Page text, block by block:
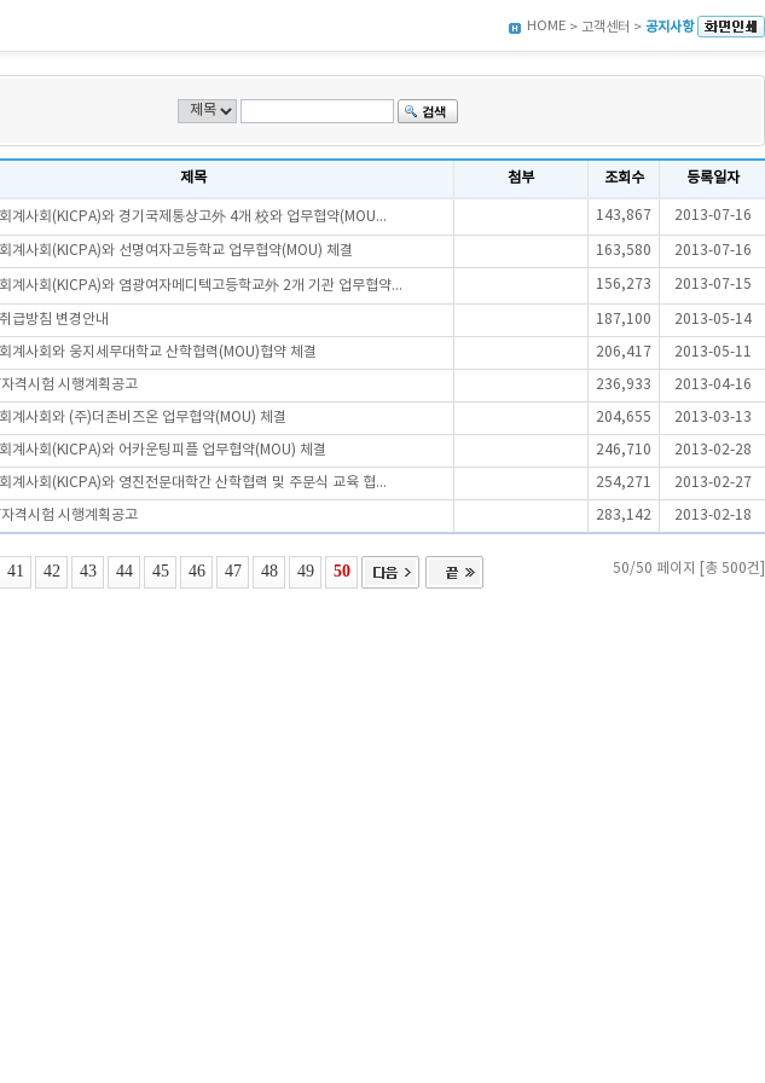
HOME > 고객센터 > 공지사항
제목 첨부 조회수 등록일자
계사회(KICPA)와 경기국제통상고外 4개 校와 업무협약(MOU... 143,867 2013-07-16
계사회(KICPA)와 선명여자고등학교 업무협약(MOU) 체결 163,580 2013-07-16
계사회(KICPA)와 염광여자메디텍고등학교外 2개 기관 업무협약... 156,273 2013-07-15
급방침 변경안내 187,100 2013-05-14
계사회와 웅지세무대학교 산학협력(MOU)협약 체결 206,417 2013-05-11
격시험 시행계획공고 236,933 2013-04-16
계사회와 (주)더존비즈온 업무협약(MOU) 체결 204,655 2013-03-13
계사회(KICPA)와 어카운팅피플 업무협약(MOU) 체결 246,710 2013-02-28
계사회(KICPA)와 영진전문대학간 산학협력 및 주문식 교육 협... 254,271 2013-02-27
격시험 시행계획공고 283,142 2013-02-18
41 42 43 44 45 46 47 48 49 50 50/50 페이지 [총 500건]